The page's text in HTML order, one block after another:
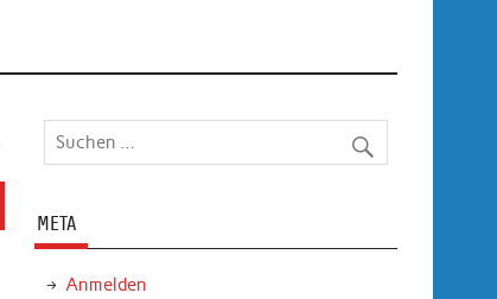
META
Anmelden